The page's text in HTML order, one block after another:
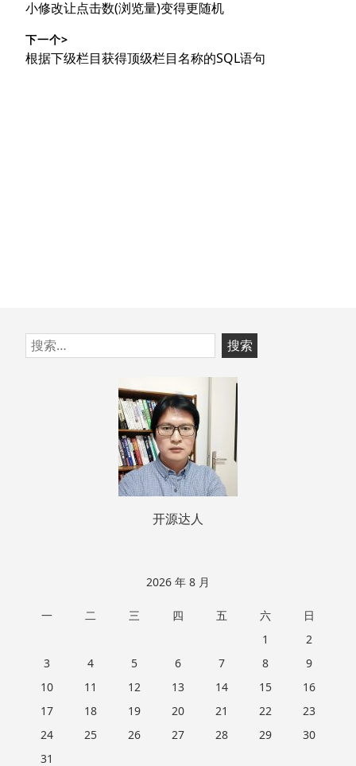
导
航
上
文
章：
小修改让点击数(浏览量)变得更随机
下一个>
下
根据下级栏目获得顶级栏目名称的SQL语句
跳
至
搜
索：
开源达人
2026 年 8 月
一 二 三 四 五 六
日
1
2
3
4 5 6 7 8
9
10
11 12 13 14 15
16
17
18 19 20 21 22
23
24
25 26 27 28 29
30
31